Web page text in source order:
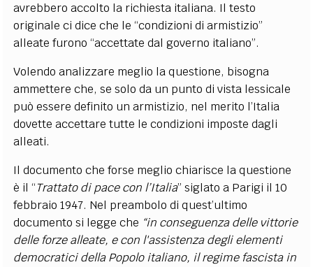
avrebbero accolto la richiesta italiana. Il testo
originale ci dice che le “condizioni di armistizio”
alleate furono “accettate dal governo italiano”.
Volendo analizzare meglio la questione, bisogna
ammettere che, se solo da un punto di vista lessicale
può essere definito un armistizio, nel merito l’Italia
dovette accettare tutte le condizioni imposte dagli
alleati.
Il documento che forse meglio chiarisce la questione
è il “Trattato di pace con l’Italia” siglato a Parigi il 10
febbraio 1947. Nel preambolo di quest’ultimo
documento si legge che “in conseguenza delle vittorie
delle forze alleate, e con l'assistenza degli elementi
democratici della Popolo italiano, il regime fascista in